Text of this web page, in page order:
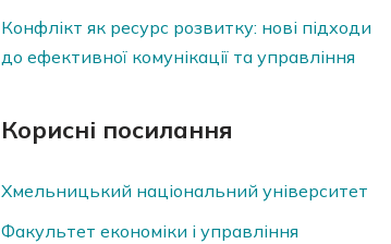
Конфлікт як ресурс розвитку: нові підходи
до ефективної комунікації та управління
Корисні посилання
Хмельницький національний університет
Факультет економіки і управління